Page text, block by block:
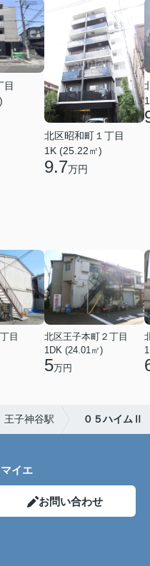
目
北区昭和町１丁目
1K (25.22㎡)
9.7万円
目
北区王子本町２丁目
1DK (24.01㎡)
5万円
王子神谷駅 ０５ハイムⅡ
イエ
お問い合わせ